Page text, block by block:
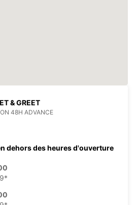
& GREET
48H ADVANCE
dehors des heures d'ouverture